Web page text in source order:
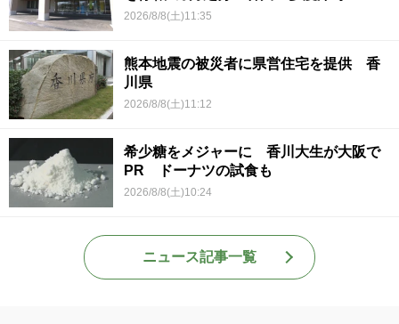
2026/8/8(土)11:35
熊本地震の被災者に県営住宅を提供 香
川県
2026/8/8(土)11:12
希少糖をメジャーに 香川大生が大阪で
PR ドーナツの試食も
2026/8/8(土)10:24
ニュース記事一覧